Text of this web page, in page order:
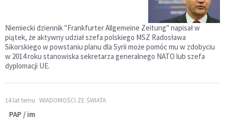
Niemiecki dziennik "Frankfurter Allgemeine Zeitung" napisał w
piątek, że aktywny udział szefa polskiego MSZ Radosława
Sikorskiego w powstaniu planu dla Syrii może pomóc mu w zdobyciu
w 2014 roku stanowiska sekretarza generalnego NATO lub szefa
dyplomacji UE.
14 lat temu WIADOMOŚCI ZE ŚWIATA
PAP / im